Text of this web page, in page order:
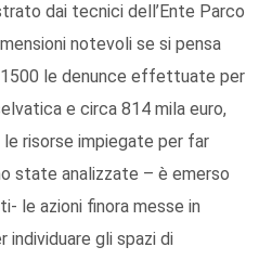
dai tecnici dell’Ente Parco
notevoli se si pensa
le denunce effettuate per
e circa 814 mila euro,
risorse impiegate per far
state analizzate – è emerso
le azioni finora messe in
individuare gli spazi di